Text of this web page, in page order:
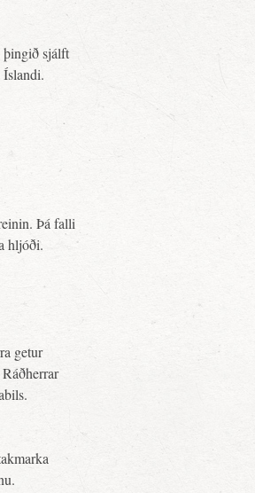
þingið sjálft
Þá falli
hljóði.
getur